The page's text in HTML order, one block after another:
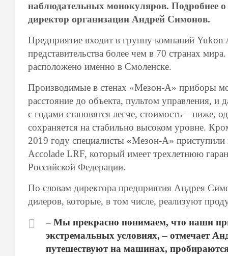
наблюдательных монокуляров. Подробнее
директор организации Андрей Симонов.
Предприятие входит в группу компаний Yukon
представительства более чем в 70 странах
расположено именно в Смоленске.
Производимые в стенах «Мезон-А» приборы
расстояние до объекта, пультом управления,
с годами становятся легче, стоимость – ниже,
сохраняется на стабильно высоком уровне.
2019 году специалисты «Мезон-А» приступили
Accolade LRF, который имеет трехлетнюю
Российской Федерации.
По словам директора предприятия Андрея
дилеров, которые, в том числе, реализуют
– Мы прекрасно понимаем, что наши
экстремальных условиях, – отмечает
путешествуют на машинах, пробираются